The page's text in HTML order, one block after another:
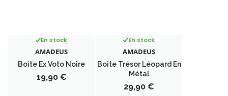
En stock
AMADEUS
Boite Ex Voto Noire
Prix
19,90 €
En stock
AMADEUS
Boîte Trésor Léopard En
Métal
Prix
29,90 €